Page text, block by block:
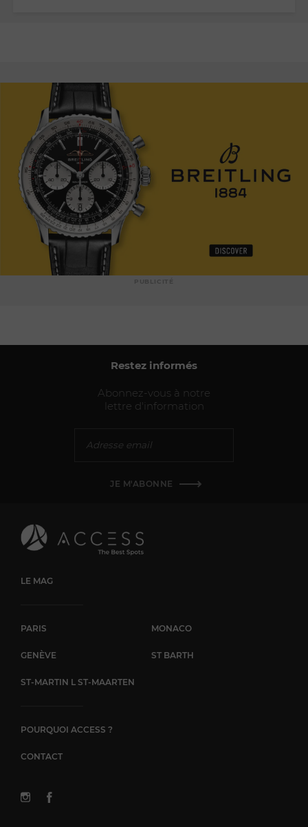
Restez informés
Abonnez-vous à notre
lettre d'information
JE M'ABONNE
LE MAG
PARIS MONACO
GENÈVE ST BARTH
ST-MARTIN L ST-MAARTEN
POURQUOI ACCESS ?
CONTACT